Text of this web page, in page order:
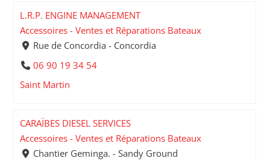
L.R.P. ENGINE MANAGEMENT
Accessoires - Ventes et Réparations Bateaux
Rue de Concordia - Concordia
06 90 19 34 54
Saint Martin
CARAÏBES DIESEL SERVICES
Accessoires - Ventes et Réparations Bateaux
Chantier Geminga. - Sandy Ground